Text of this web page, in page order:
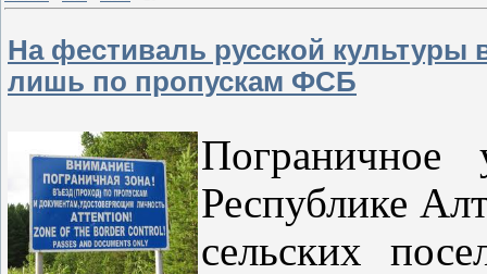
На фестиваль русской культуры
лишь по пропускам ФСБ
Республике
сельских